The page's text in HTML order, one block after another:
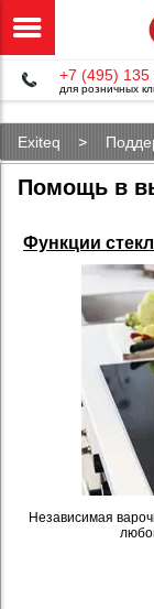
+7 (495) 135
для розничных
Exiteq
Помощь в
Функции
Независимая